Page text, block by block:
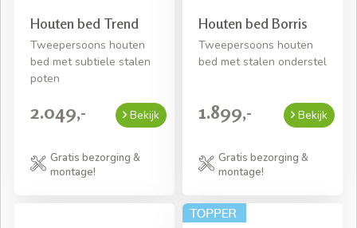
Houten bed Trend
Tweepersoons houten
bed met subtiele stalen
poten
2.049,- Bekijk
Gratis bezorging &
montage!
Houten bed Borris
Tweepersoons houten
bed met stalen onderstel
1.899,- Bekijk
Gratis bezorging &
montage!